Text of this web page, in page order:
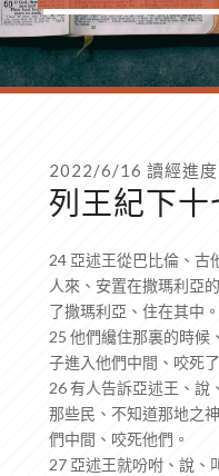
2022/6/16 讀經進度
列王紀下
24 亞述王從巴比倫、古
人來、安置在撒瑪利亞
了撒瑪利亞、住在其中。
25 他們纔住那裏的時
子進入他們中間、咬死
26 有人告訴亞述王、說
那些民、不知道那地之
們中間、咬死他們。
27 亞述王就吩咐、說、